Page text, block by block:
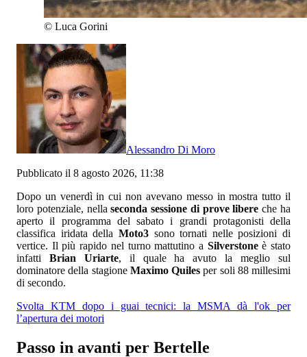
© Luca Gorini
Alessandro Di Moro
Pubblicato il 8 agosto 2026, 11:38
Dopo un venerdì in cui non avevano messo in mostra tutto il
loro potenziale, nellaseconda sessione di prove libere che ha
aperto il programma del sabato i grandi protagonisti della
classifica iridata della Moto3 sono tornati nelle posizioni di
vertice. Il più rapido nel turno mattutino a Silverstoneè stato
infatti Brian Uriarte, il quale ha avuto la meglio sul
dominatore della stagione Maximo Quiles per soli 88 millesimi
di secondo.
Svolta KTM dopo i guai tecnici: la MSMA dà l'ok per
l’apertura dei motori
Passo in avanti per Bertelle